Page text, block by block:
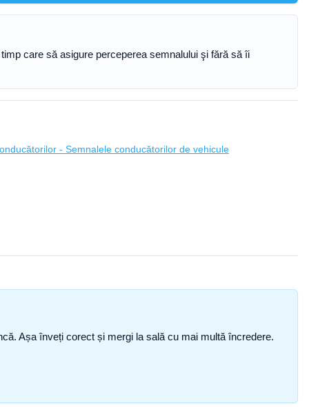
care să asigure perceperea semnalului şi fără să îi
- Semnalele conducătorilor de vehicule
Așa înveți corect și mergi la sală cu mai multă încredere.